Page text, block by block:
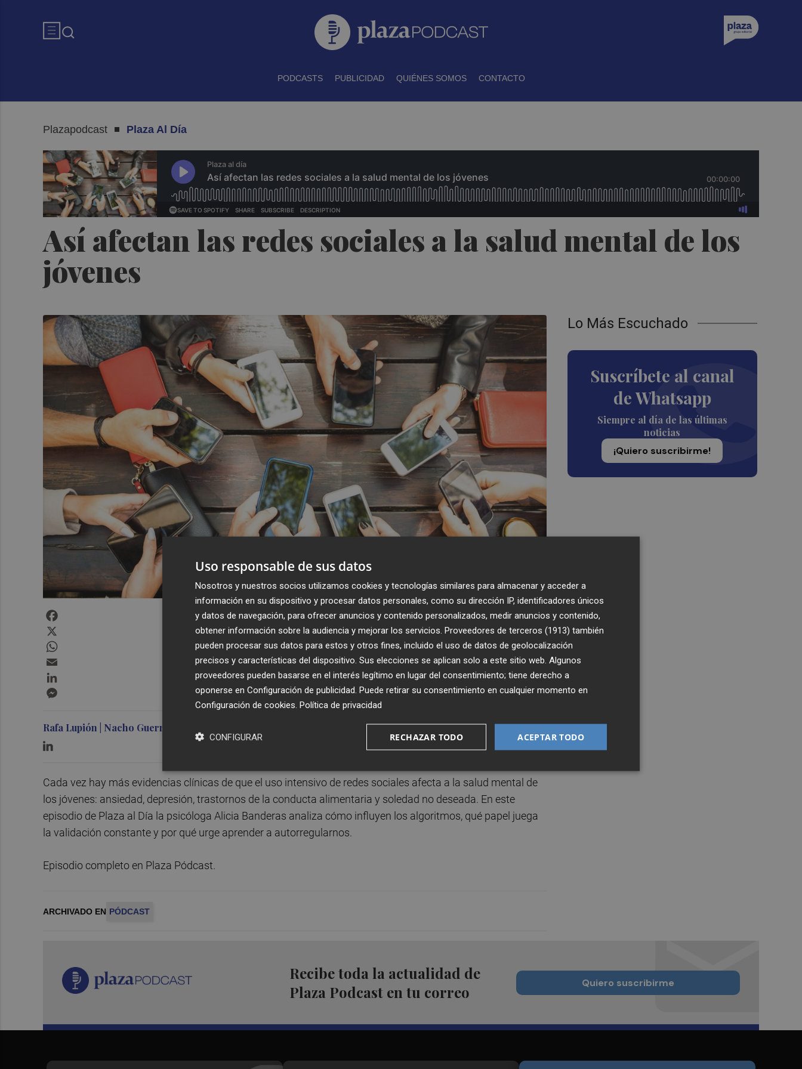
PODCASTS PUBLICIDAD QUIÉNES SOMOS CONTACTO
Plazapodcast Plaza Al Día
Así afectan las redes sociales a la salud mental de los
jóvenes
Lo Más Escuchado
Suscríbete al canal
de Whatsapp
Siempre al día de las últimas
noticias
¡Quiero suscribirme!
Rafa Lupión | Nacho Guerrero
Publicado: 25/03/2026 ·06:00
Cada vez hay más evidencias clínicas de que el uso intensivo de redes sociales afecta a la salud mental de
los jóvenes: ansiedad, depresión, trastornos de la conducta alimentaria y soledad no deseada. En este
episodio de Plaza al Día la psicóloga Alicia Banderas analiza cómo influyen los algoritmos, qué papel juega
la validación constante y por qué urge aprender a autorregularnos.
Episodio completo en Plaza Pódcast.
ARCHIVADO EN PÓDCAST
Recibe toda la actualidad de
Plaza Podcast en tu correo
Quiero suscribirme
Uso responsable de sus datos
Nosotros y nuestros socios utilizamos cookies y tecnologías similares para almacenar y acceder a
información en su dispositivo y procesar datos personales, como su dirección IP, identificadores únicos
y datos de navegación, para ofrecer anuncios y contenido personalizados, medir anuncios y contenido,
obtener información sobre la audiencia y mejorar los servicios. Proveedores de terceros (1913) también
pueden procesar sus datos para estos y otros fines, incluido el uso de datos de geolocalización
precisos y características del dispositivo. Sus elecciones se aplican solo a este sitio web. Algunos
proveedores pueden basarse en el interés legítimo en lugar del consentimiento; tiene derecho a
oponerse en Configuración de publicidad . Puede retirar su consentimiento en cualquier momento en
Configuración de cookies Política de privacidad
ACEPTAR TODO
RECHAZAR TODO
CONFIGURAR